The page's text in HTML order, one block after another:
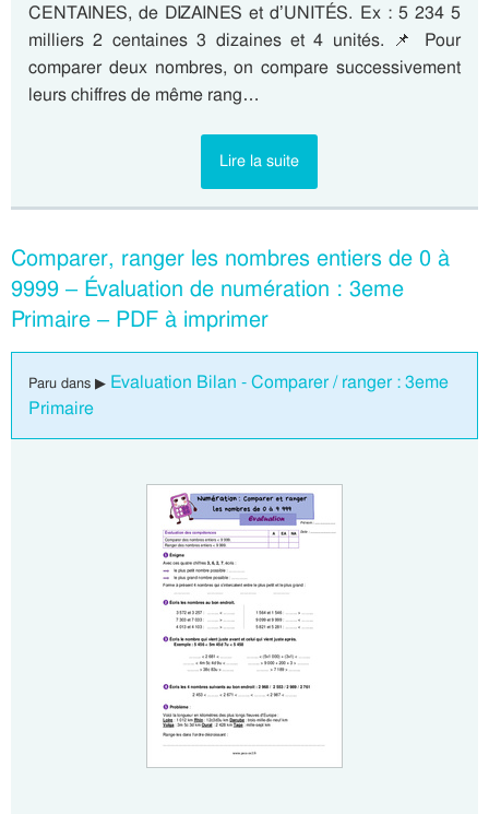
CENTAINES, de DIZAINES et d’UNITÉS. Ex : 5 234 5
milliers 2 centaines 3 dizaines et 4 unités. 📌 Pour
comparer deux nombres, on compare successivement
leurs chiffres de même rang…
Lire la suite
Comparer, ranger les nombres entiers de 0 à
9999 – Évaluation de numération : 3eme
Primaire – PDF à imprimer
Paru dans ▶ Evaluation Bilan - Comparer / ranger : 3eme
Primaire